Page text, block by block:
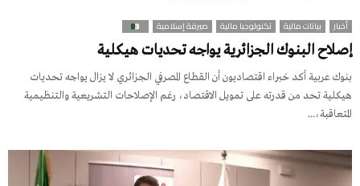
أخبار بيانات مالية تكنولوجيا مالية صيرفة إسلامية
إصلاح البنوك الجزائرية يواجه تحديات هيكلية
بنوك عربية أكد خبراء اقتصاديون أن القطاع المصرفي الجزائري لا يزال يواجه تحديات
هيكلية تحد من قدرته على تمويل الاقتصاد، رغم الإصلاحات التشريعية والتنظيمية
المتعاقبة،...